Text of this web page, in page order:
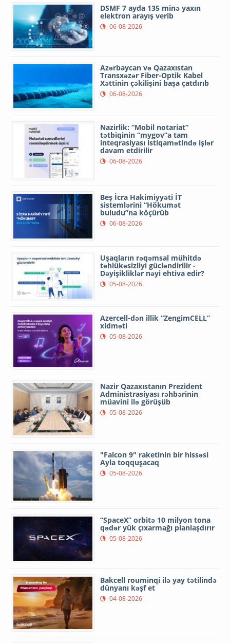
DSMF 7 ayda 135 minə yaxın
elektron arayış verib
06-08-2026
Azərbaycan və Qazaxıstan
Transxəzər Fiber-Optik Kabel
Xəttinin çəkilişini başa çatdırıb
06-08-2026
Nazirlik: “Mobil notariat”
tətbiqinin “mygov”a tam
inteqrasiyası istiqamətində işlər
davam etdirilir
06-08-2026
Beş İcra Hakimiyyəti İT
sistemlərini “Hökumət
buludu”na köçürüb
06-08-2026
Uşaqların rəqəmsal mühitdə
təhlükəsizliyi gücləndirilir -
Dəyişikliklər nəyi ehtiva edir?
05-08-2026
Azercell-dən illik “ZengimCELL”
xidməti
05-08-2026
Nazir Qazaxıstanın Prezident
Administrasiyası rəhbərinin
müavini ilə görüşüb
05-08-2026
"Falcon 9" raketinin bir hissəsi
Ayla toqquşacaq
05-08-2026
“SpaceX” orbitə 10 milyon tona
qədər yük çıxarmağı planlaşdırır
05-08-2026
Bakcell rouminqi ilə yay tətilində
dünyanı kəşf et
04-08-2026